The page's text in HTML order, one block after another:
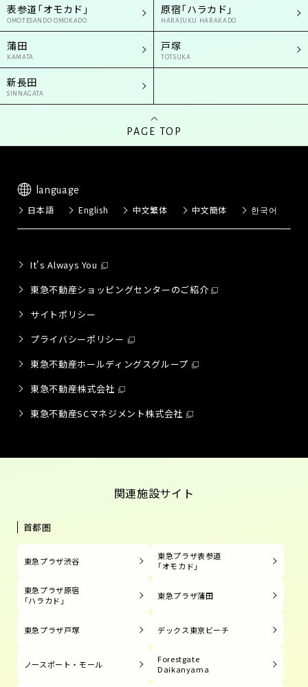
表参道「オモカド」
OMOTESANDO OMOKADO
原宿「ハラカド」
HARAJUKU HARAKADO
蒲田
KAMATA
戸塚
TOTSUKA
新長田
SINNAGATA
PAGE TOP
language
日本語 English 中文繁体 中文簡体 한국어
It's Always You
東急不動産ショッピングセンターのご紹介
サイトポリシー
プライバシーポリシー
東急不動産ホールディングスグループ
東急不動産株式会社
東急不動産SCマネジメント株式会社
関連施設サイト
首都圏
東急プラザ渋谷
東急プラザ表参道
「オモカド」
東急プラザ原宿
「ハラカド」
東急プラザ蒲田
東急プラザ戸塚 デックス東京ビーチ
ノースポート・モール
Forestgate
Daikanyama